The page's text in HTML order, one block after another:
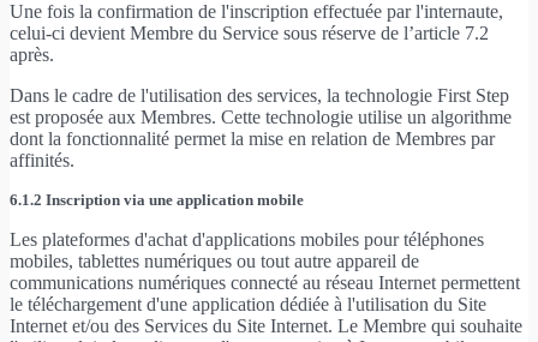
Une fois la confirmation de l'inscription effectuée par l'internaute,
celui-ci devient Membre du Service sous réserve de l’article 7.2
après.
Dans le cadre de l'utilisation des services, la technologie First Step
est proposée aux Membres. Cette technologie utilise un algorithme
dont la fonctionnalité permet la mise en relation de Membres par
affinités.
6.1.2 Inscription via une application mobile
Les plateformes d'achat d'applications mobiles pour téléphones
mobiles, tablettes numériques ou tout autre appareil de
communications numériques connecté au réseau Internet permettent
le téléchargement d'une application dédiée à l'utilisation du Site
Internet et/ou des Services du Site Internet. Le Membre qui souhaite